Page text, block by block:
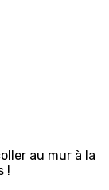
au mur à la
!